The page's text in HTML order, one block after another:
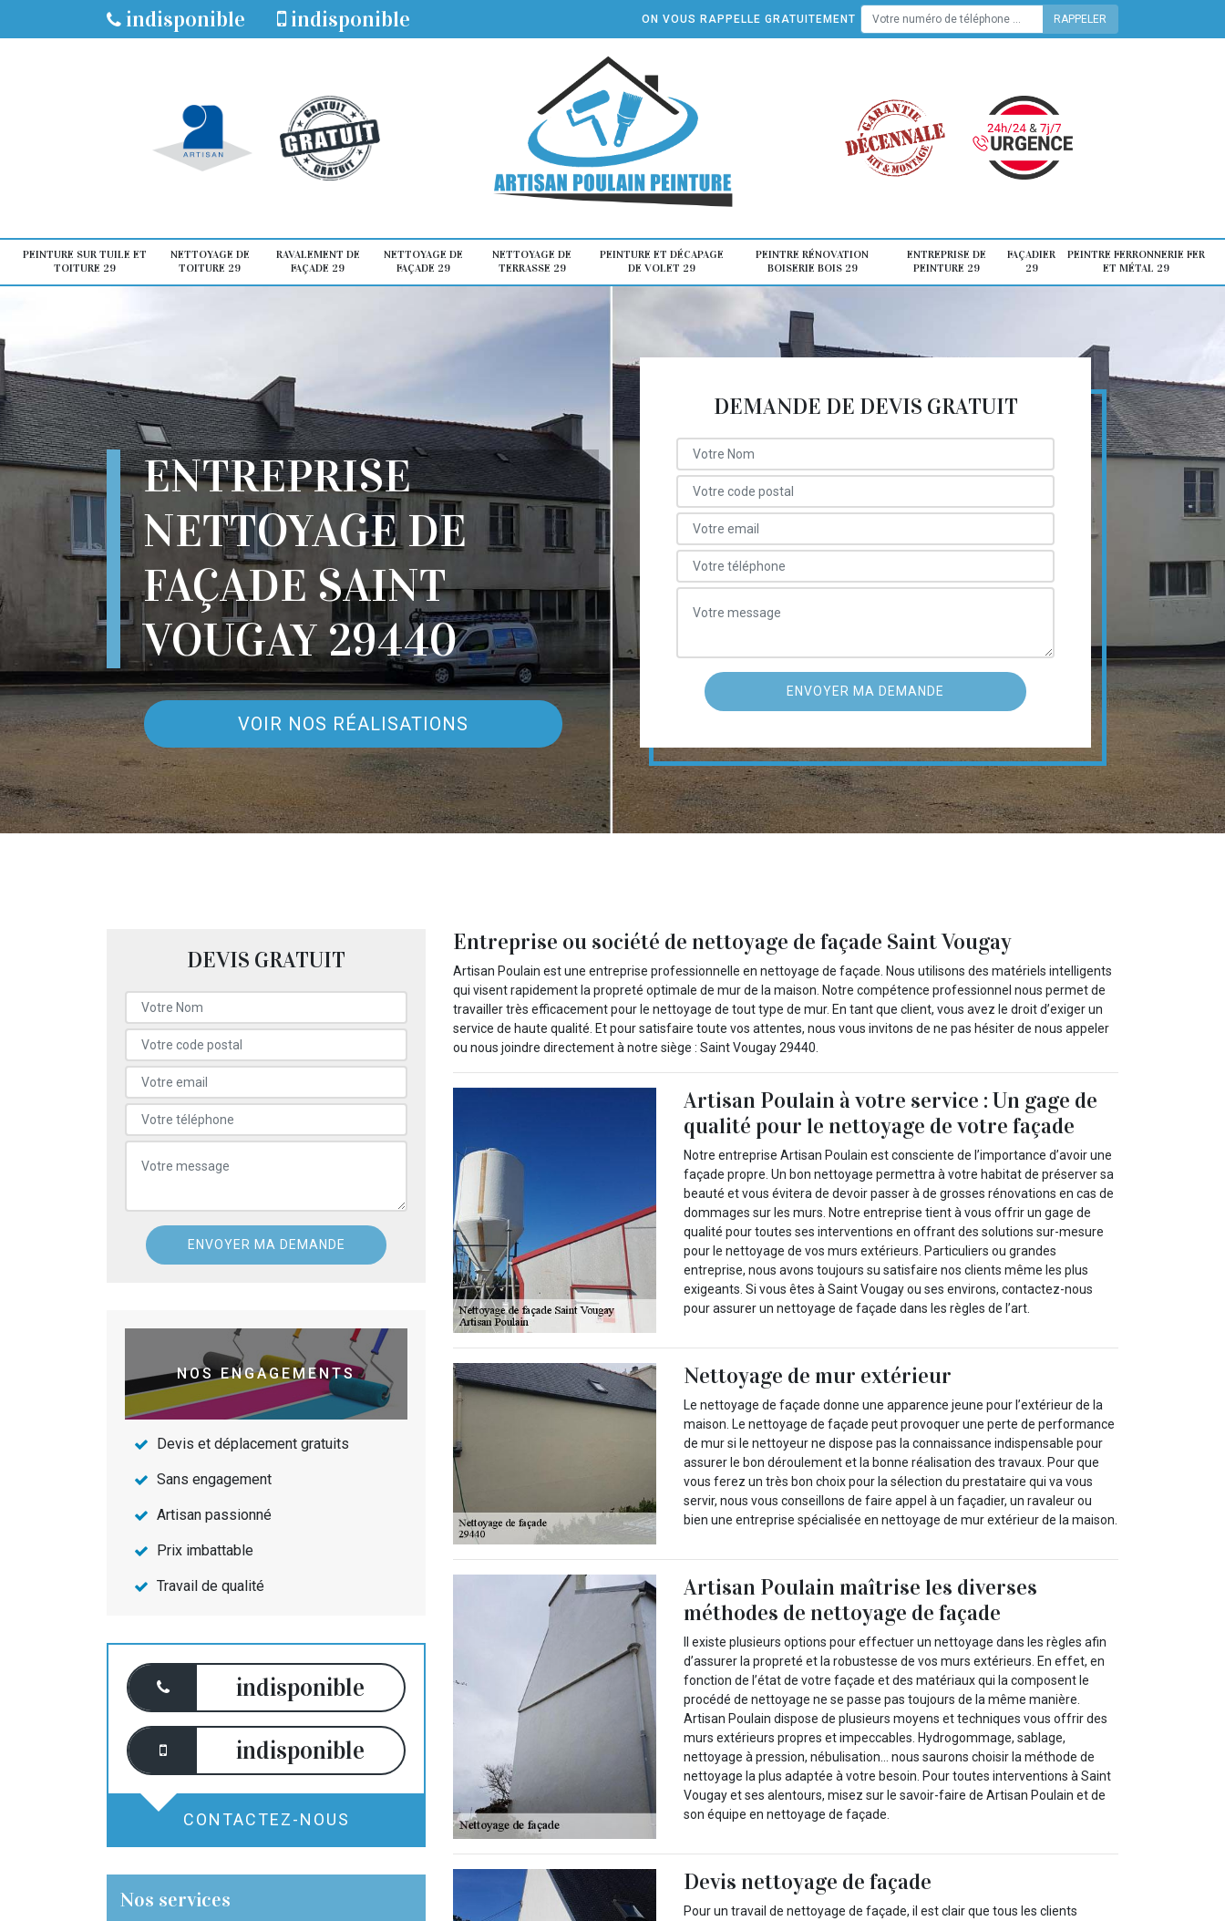
indisponible indisponible ON VOUS RAPPELLE GRATUITEMENT
PEINTURE SUR TUILE ET
TOITURE 29
NETTOYAGE DE
TOITURE 29
RAVALEMENT DE
FAÇADE 29
NETTOYAGE DE
FAÇADE 29
NETTOYAGE DE
TERRASSE 29
PEINTURE ET DÉCAPAGE
DE VOLET 29
PEINTRE RÉNOVATION
BOISERIE BOIS 29
ENTREPRISE DE
PEINTURE 29
FAÇADIER
29
PEINTRE FERRONNERIE FER
ET MÉTAL 29
ENTREPRISE
NETTOYAGE DE
FAÇADE SAINT
VOUGAY 29440
VOIR NOS RÉALISATIONS
DEMANDE DE DEVIS GRATUIT
DEVIS GRATUIT
NOS ENGAGEMENTS
Devis et déplacement gratuits
Sans engagement
Artisan passionné
Prix imbattable
Travail de qualité
indisponible
indisponible
CONTACTEZ-NOUS
Nos services
Entreprise ou société de nettoyage de façade Saint Vougay
Artisan Poulain est une entreprise professionnelle en nettoyage de façade. Nous utilisons des matériels intelligents
qui visent rapidement la propreté optimale de mur de la maison. Notre compétence professionnel nous permet de
travailler très efficacement pour le nettoyage de tout type de mur. En tant que client, vous avez le droit d’exiger un
service de haute qualité. Et pour satisfaire toute vos attentes, nous vous invitons de ne pas hésiter de nous appeler
ou nous joindre directement à notre siège : Saint Vougay 29440.
Artisan Poulain à votre service : Un gage de
qualité pour le nettoyage de votre façade
Notre entreprise Artisan Poulain est consciente de l’importance d’avoir une
façade propre. Un bon nettoyage permettra à votre habitat de préserver sa
beauté et vous évitera de devoir passer à de grosses rénovations en cas de
dommages sur les murs. Notre entreprise tient à vous offrir un gage de
qualité pour toutes ses interventions en offrant des solutions sur-mesure
pour le nettoyage de vos murs extérieurs. Particuliers ou grandes
entreprise, nous avons toujours su satisfaire nos clients même les plus
exigeants. Si vous êtes à Saint Vougay ou ses environs, contactez-nous
pour assurer un nettoyage de façade dans les règles de l’art.
Nettoyage de mur extérieur
Le nettoyage de façade donne une apparence jeune pour l’extérieur de la
maison. Le nettoyage de façade peut provoquer une perte de performance
de mur si le nettoyeur ne dispose pas la connaissance indispensable pour
assurer le bon déroulement et la bonne réalisation des travaux. Pour que
vous ferez un très bon choix pour la sélection du prestataire qui va vous
servir, nous vous conseillons de faire appel à un façadier, un ravaleur ou
bien une entreprise spécialisée en nettoyage de mur extérieur de la maison.
Artisan Poulain maîtrise les diverses
méthodes de nettoyage de façade
Il existe plusieurs options pour effectuer un nettoyage dans les règles afin
d’assurer la propreté et la robustesse de vos murs extérieurs. En effet, en
fonction de l’état de votre façade et des matériaux qui la composent le
procédé de nettoyage ne se passe pas toujours de la même manière.
Artisan Poulain dispose de plusieurs moyens et techniques vous offrir des
murs extérieurs propres et impeccables. Hydrogommage, sablage,
nettoyage à pression, nébulisation… nous saurons choisir la méthode de
nettoyage la plus adaptée à votre besoin. Pour toutes interventions à Saint
Vougay et ses alentours, misez sur le savoir-faire de Artisan Poulain et de
son équipe en nettoyage de façade.
Devis nettoyage de façade
Pour un travail de nettoyage de façade, il est clair que tous les clients